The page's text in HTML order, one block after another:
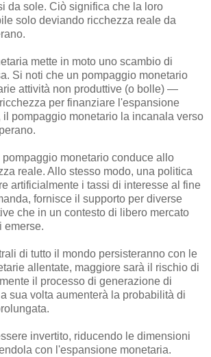
da sole. Ciò significa che la loro
solo deviando ricchezza reale da
mette in moto uno scambio di
Si noti che un pompaggio monetario
attività non produttive (o bolle) —
per finanziare l'espansione
il pompaggio monetario la incanala verso
monetario conduce allo
reale. Allo stesso modo, una politica
artificialmente i tassi di interesse al fine
fornisce il supporto per diverse
che in un contesto di libero mercato
emerse.
di tutto il mondo persisteranno con le
allentate, maggiore sarà il rischio di
il processo di generazione di
sua volta aumenterà la probabilità di
invertito, riducendo le dimensioni
con l'espansione monetaria.